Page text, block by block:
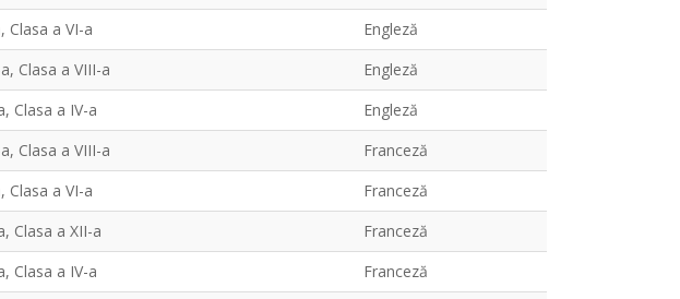
Clasa a VI-a
Engleză
Clasa a VIII-a
Engleză
Clasa a IV-a
Engleză
Clasa a VIII-a
Franceză
Clasa a VI-a
Franceză
Clasa a XII-a
Franceză
Clasa a IV-a
Franceză